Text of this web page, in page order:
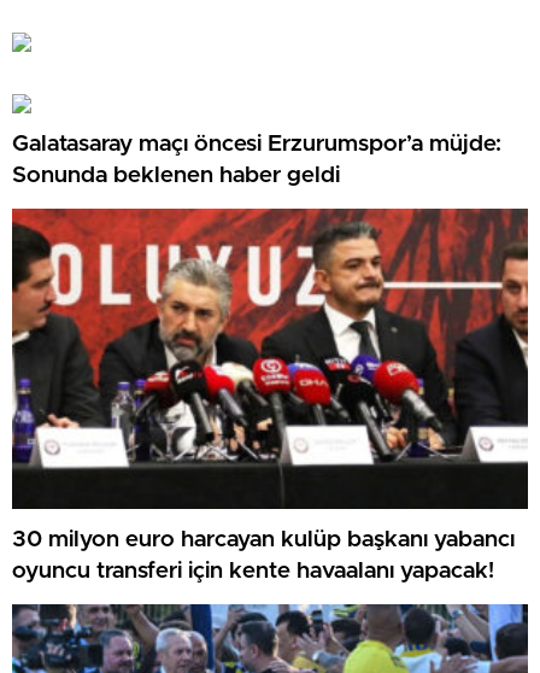
Galatasaray maçı öncesi Erzurumspor’a müjde:
Sonunda beklenen haber geldi
30 milyon euro harcayan kulüp başkanı yabancı
oyuncu transferi için kente havaalanı yapacak!